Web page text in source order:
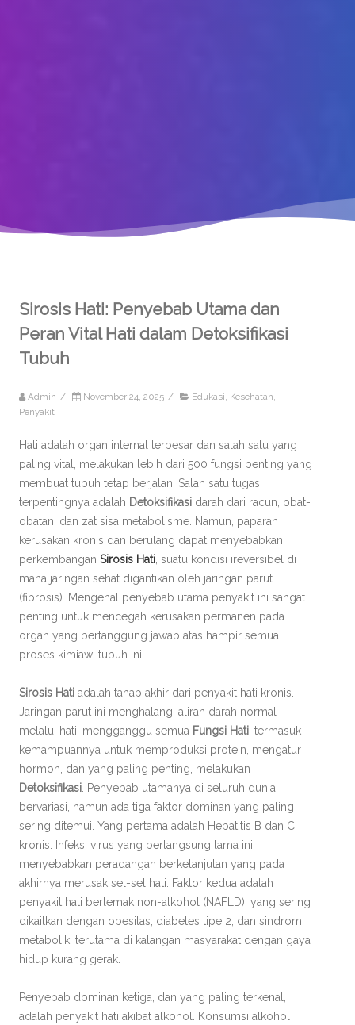
Sirosis Hati: Penyebab Utama dan
Peran Vital Hati dalam Detoksifikasi
Tubuh
Admin / November 24, 2025 / Edukasi, Kesehatan,
Penyakit
Hati adalah organ internal terbesar dan salah satu yang
paling vital, melakukan lebih dari 500 fungsi penting yang
membuat tubuh tetap berjalan. Salah satu tugas
terpentingnya adalah Detoksifikasi darah dari racun, obat-
obatan, dan zat sisa metabolisme. Namun, paparan
kerusakan kronis dan berulang dapat menyebabkan
perkembangan Sirosis Hati , suatu kondisi ireversibel di
mana jaringan sehat digantikan oleh jaringan parut
(fibrosis). Mengenal penyebab utama penyakit ini sangat
penting untuk mencegah kerusakan permanen pada
organ yang bertanggung jawab atas hampir semua
proses kimiawi tubuh ini.
Sirosis Hati adalah tahap akhir dari penyakit hati kronis.
Jaringan parut ini menghalangi aliran darah normal
melalui hati, mengganggu semua Fungsi Hati , termasuk
kemampuannya untuk memproduksi protein, mengatur
hormon, dan yang paling penting, melakukan
Detoksifikasi . Penyebab utamanya di seluruh dunia
bervariasi, namun ada tiga faktor dominan yang paling
sering ditemui. Yang pertama adalah Hepatitis B dan C
kronis. Infeksi virus yang berlangsung lama ini
menyebabkan peradangan berkelanjutan yang pada
akhirnya merusak sel-sel hati. Faktor kedua adalah
penyakit hati berlemak non-alkohol (NAFLD), yang sering
dikaitkan dengan obesitas, diabetes tipe 2, dan sindrom
metabolik, terutama di kalangan masyarakat dengan gaya
hidup kurang gerak.
Penyebab dominan ketiga, dan yang paling terkenal,
adalah penyakit hati akibat alkohol. Konsumsi alkohol